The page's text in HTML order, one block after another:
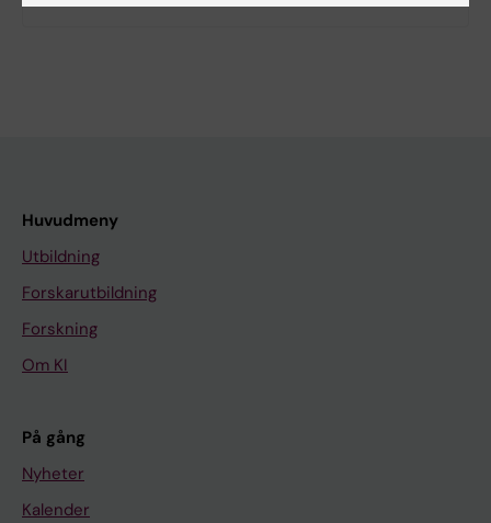
Huvudmeny
Utbildning
Forskarutbildning
Forskning
Om KI
På gång
Nyheter
Kalender